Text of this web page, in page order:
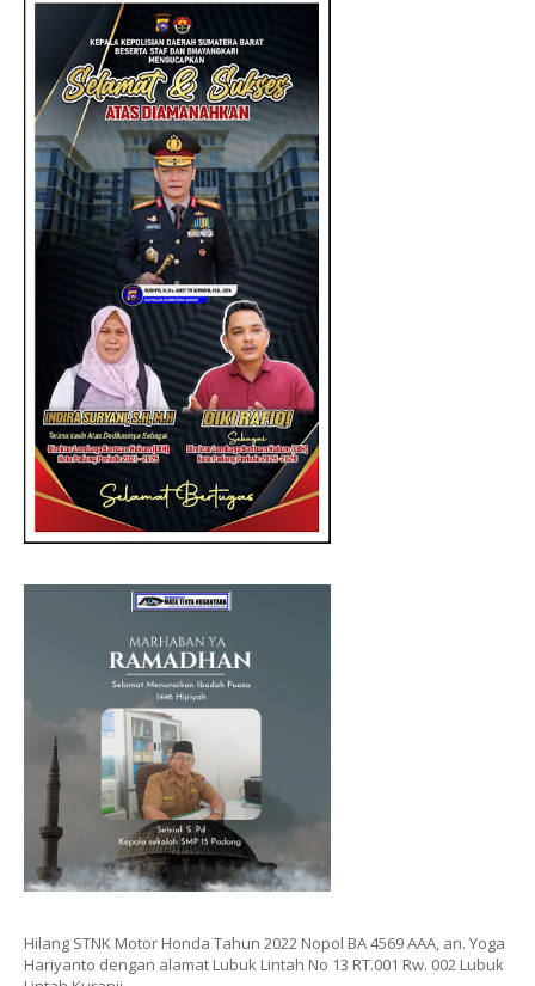
Hilang STNK Motor Honda Tahun 2022 Nopol BA 4569 AAA, an. Yoga
Hariyanto dengan alamat Lubuk Lintah No 13 RT.001 Rw. 002 Lubuk